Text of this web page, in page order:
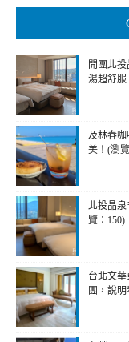
鍵
開團北
湯超舒服
及林春咖
美！(瀏
北投晶泉
覽：150)
台北文
團，說